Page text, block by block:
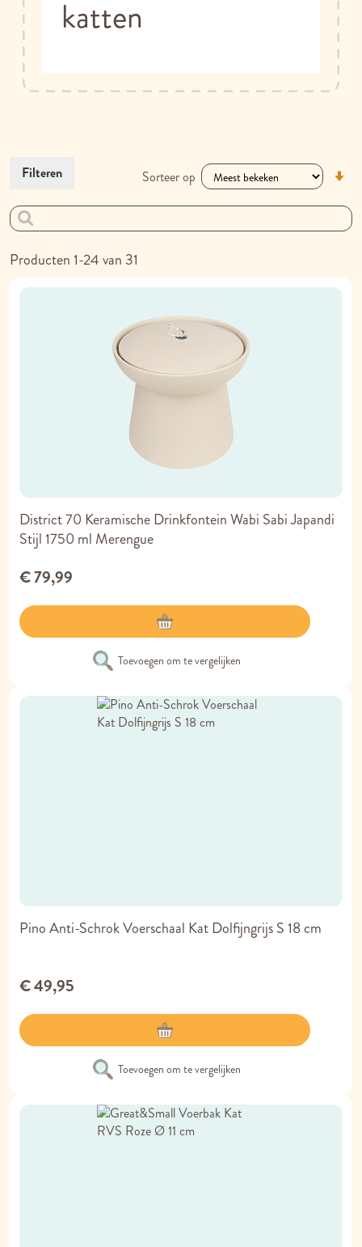
katten
Producten1-24van 31
Sorteer op
District 70 Keramische Drinkfontein Wabi Sabi Japandi
Stijl 1750 ml Merengue
€ 79,99
Toevoegen om te vergelijken
Pino Anti-Schrok Voerschaal Kat Dolfijngrijs S 18 cm
€ 49,95
Toevoegen om te vergelijken
Filteren